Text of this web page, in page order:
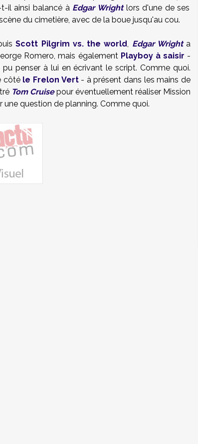
il ainsi balancé à Edgar Wrightlors d'une de ses
du cimetière, avec de la boue jusqu'au cou.
Scott Pilgrim vs. the world, Edgar Wrighta
Romero, mais également Playboy à saisir -
penser à lui en écrivant le script. Comme quoi.
côté le Frelon Vert- à présent dans les mains de
Tom Cruisepour éventuellement réaliser Mission
question de planning. Comme quoi.